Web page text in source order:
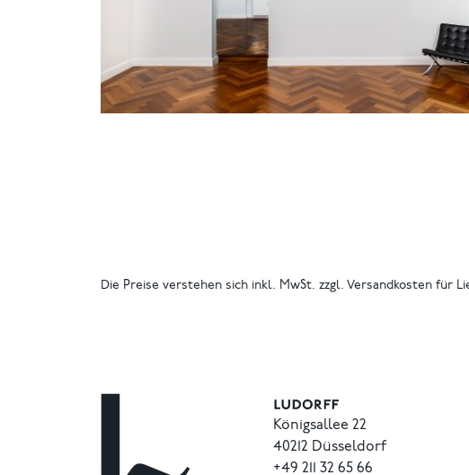
Die Preise verstehen sich inkl. MwSt. zzgl. Versandkosten für
Königsallee 22
40212 Düsseldorf
+49 211 32 65 66